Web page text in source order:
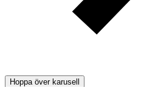
Hoppa över karusell